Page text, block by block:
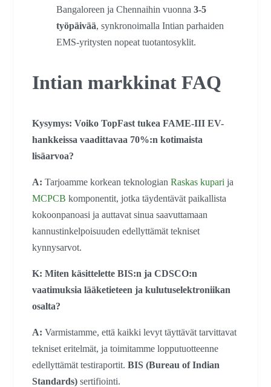
Bangaloreen ja Chennaihin vuonna 3-5
työpäivää, synkronoimalla Intian parhaiden
EMS-yritysten nopeat tuotantosyklit.
Intian markkinat FAQ
Kysymys: Voiko TopFast tukea FAME-III EV-
hankkeissa vaadittavaa 70%:n kotimaista
lisäarvoa?
A: Tarjoamme korkean teknologian Raskas kupari ja
MCPCB komponentit, jotka täydentävät paikallista
kokoonpanoasi ja auttavat sinua saavuttamaan
kannustinkelpoisuuden edellyttämät tekniset
kynnysarvot.
K: Miten käsittelette BIS:n ja CDSCO:n
vaatimuksia lääketieteen ja kulutuselektroniikan
osalta?
A: Varmistamme, että kaikki levyt täyttävät tarvittavat
tekniset eritelmät, ja toimitamme lopputuotteenne
edellyttämät testiraportit. BIS (Bureau of Indian
Standards) sertifiointi.